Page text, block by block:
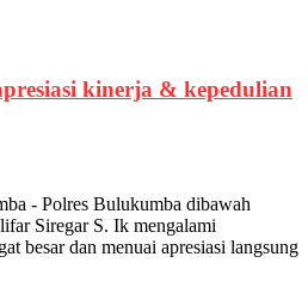
kinerja & kepedulian
- Polres Bulukumba dibawah
Siregar S. Ik mengalami
besar dan menuai apresiasi langsung